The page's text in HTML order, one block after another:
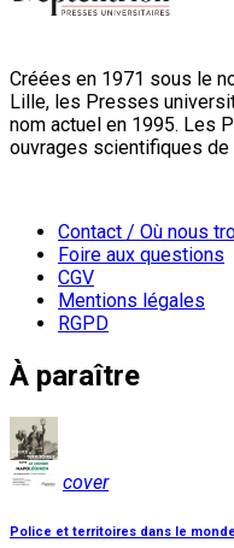
Créées en 1971 sous le
Lille, les Presses
nom actuel en 1995. Les
ouvrages scientifiques de
Contact / Où nous
Foire aux questions
CGV
Mentions légales
RGPD
À paraître
cover
Police et territoires dans le